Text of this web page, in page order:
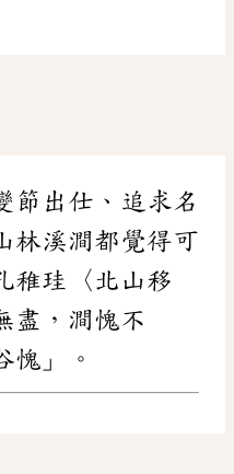
節出仕、追求名
林溪澗都覺得可
稚珪〈北山移
盡，澗愧不
愧」。